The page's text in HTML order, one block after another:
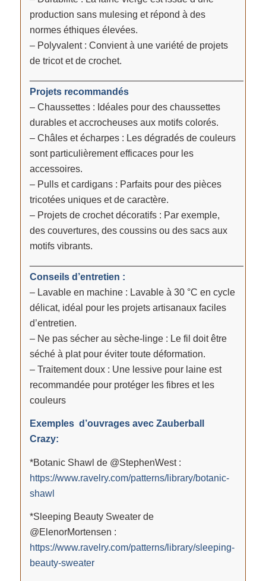
production sans mulesing et répond à des
normes éthiques élevées.
– Polyvalent : Convient à une variété de projets
de tricot et de crochet.
Projets recommandés
– Chaussettes : Idéales pour des chaussettes
durables et accrocheuses aux motifs colorés.
– Châles et écharpes : Les dégradés de couleurs
sont particulièrement efficaces pour les
accessoires.
– Pulls et cardigans : Parfaits pour des pièces
tricotées uniques et de caractère.
– Projets de crochet décoratifs : Par exemple,
des couvertures, des coussins ou des sacs aux
motifs vibrants.
Conseils d’entretien :
– Lavable en machine : Lavable à 30 °C en cycle
délicat, idéal pour les projets artisanaux faciles
d’entretien.
– Ne pas sécher au sèche-linge : Le fil doit être
séché à plat pour éviter toute déformation.
– Traitement doux : Une lessive pour laine est
recommandée pour protéger les fibres et les
couleurs
Exemples d’ouvrages avec Zauberball
Crazy:
*Botanic Shawl de @StephenWest :
https://www.ravelry.com/patterns/library/botanic-
shawl
*Sleeping Beauty Sweater de
@ElenorMortensen :
https://www.ravelry.com/patterns/library/sleeping-
beauty-sweater